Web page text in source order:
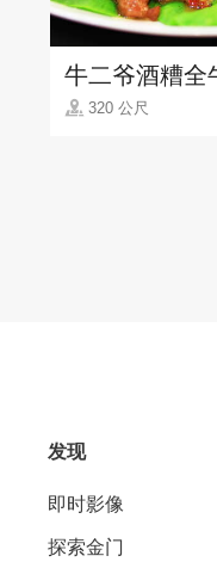
牛二爷酒糟全
320 公尺
发现
即时影像
探索金门